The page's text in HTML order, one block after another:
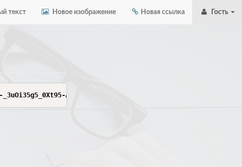
текст Новое изображение Новая ссылка Гость
AMrqRLgNdyoQDOMXNvEQgY8m4jVhqMEyyDSBqwT-